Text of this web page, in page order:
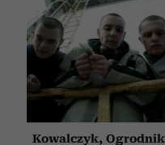
Kowalczyk, Ogrodnik